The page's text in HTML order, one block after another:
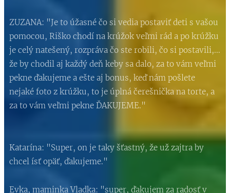
ZUZANA: "Je to úžasné čo si vedia postaviť deti s vašou
pomocou, Riško chodí na krúžok veľmi rád a po krúžku
je celý natešený, rozpráva čo ste robili, čo si postavili,...
že by chodil aj každý deň keby sa dalo, za to vám veľmi
pekne ďakujeme a ešte aj bonus, keď nám pošlete
nejaké foto z krúžku, to je úplná čerešnička na torte, a
za to vám veľmi pekne ĎAKUJEME."
Katarína: "Super, on je taky šťastný, že už zajtra by
chcel ísť opäť, ďakujeme."
Evka, maminka Vladka: "super, ďakujem za radosť v